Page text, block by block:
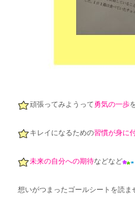
頑張ってみようって勇気の一歩
キレイになるための習慣が身に
未来の自分への期待などなど
想いがつまったゴールシートを読ま